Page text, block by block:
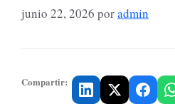
junio 22, 2026 poradmin
Compartir: